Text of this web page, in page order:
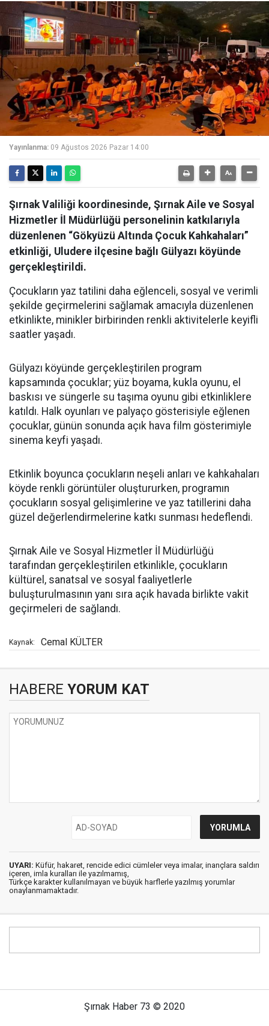
Yayınlanma: 09 Ağustos 2026 Pazar 14:00
Şırnak Valiliği koordinesinde, Şırnak Aile ve Sosyal
Hizmetler İl Müdürlüğü personelinin katkılarıyla
düzenlenen “Gökyüzü Altında Çocuk Kahkahaları”
etkinliği, Uludere ilçesine bağlı Gülyazı köyünde
gerçekleştirildi.
Çocukların yaz tatilini daha eğlenceli, sosyal ve verimli
şekilde geçirmelerini sağlamak amacıyla düzenlenen
etkinlikte, minikler birbirinden renkli aktivitelerle keyifli
saatler yaşadı.
Gülyazı köyünde gerçekleştirilen program
kapsamında çocuklar; yüz boyama, kukla oyunu, el
baskısı ve süngerle su taşıma oyunu gibi etkinliklere
katıldı. Halk oyunları ve palyaço gösterisiyle eğlenen
çocuklar, günün sonunda açık hava film gösterimiyle
sinema keyfi yaşadı.
Etkinlik boyunca çocukların neşeli anları ve kahkahaları
köyde renkli görüntüler oluştururken, programın
çocukların sosyal gelişimlerine ve yaz tatillerini daha
güzel değerlendirmelerine katkı sunması hedeflendi.
Şırnak Aile ve Sosyal Hizmetler İl Müdürlüğü
tarafından gerçekleştirilen etkinlikle, çocukların
kültürel, sanatsal ve sosyal faaliyetlerle
buluşturulmasının yanı sıra açık havada birlikte vakit
geçirmeleri de sağlandı.
Kaynak: Cemal KÜLTER
HABERE YORUM KAT
UYARI: Küfür, hakaret, rencide edici cümleler veya imalar, inançlara saldırı
içeren, imla kuralları ile yazılmamış,
Türkçe karakter kullanılmayan ve büyük harflerle yazılmış yorumlar
onaylanmamaktadır.
Şırnak Haber 73 © 2020